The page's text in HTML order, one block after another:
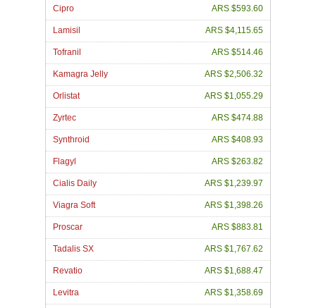
Cipro ARS $593.60
Lamisil ARS $4,115.65
Tofranil ARS $514.46
Kamagra Jelly ARS $2,506.32
Orlistat ARS $1,055.29
Zyrtec ARS $474.88
Synthroid ARS $408.93
Flagyl ARS $263.82
Cialis Daily ARS $1,239.97
Viagra Soft ARS $1,398.26
Proscar ARS $883.81
Tadalis SX ARS $1,767.62
Revatio ARS $1,688.47
Levitra ARS $1,358.69